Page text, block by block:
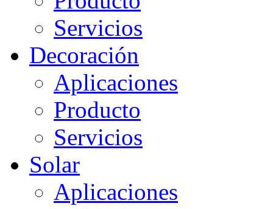
Servicios
Decoración
Aplicaciones
Producto
Servicios
Solar
Aplicaciones